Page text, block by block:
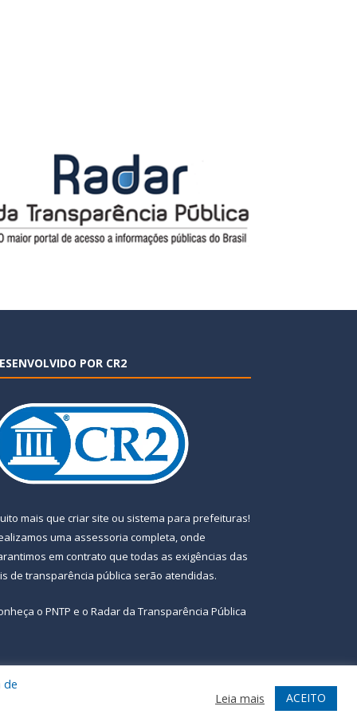
POR CR2
mais que criar site ou sistema para prefeituras!
uma assessoria completa, onde
em contrato que todas as exigências das
de transparência pública serão atendidas.
o PNTP e o Radar da Transparência Pública
Acessar Webmail
de
Leia mais ACEITO